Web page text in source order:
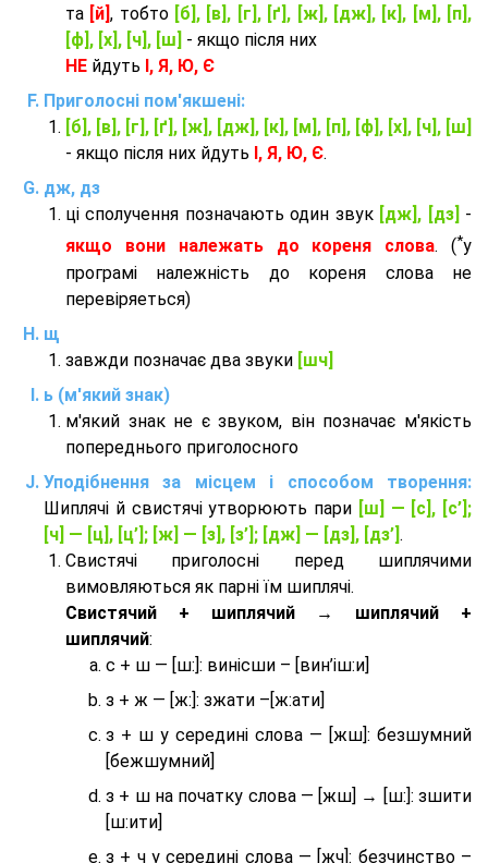
та [й], тобто [б], [в], [г], [ґ], [ж], [дж], [к], [м], [п],
[ф], [х], [ч], [ш] - якщо після них
НЕ йдуть І, Я, Ю, Є
Приголосні пом'якшені:
[б], [в], [г], [ґ], [ж], [дж], [к], [м], [п], [ф], [х], [ч], [ш]
- якщо після них йдуть І, Я, Ю, Є.
дж, дз
ці сполучення позначають один звук [дж], [дз] -
якщо вони належать до кореня слова. (*у
програмі належність до кореня слова не
перевіряеться)
щ
завжди позначає два звуки [шч]
ь (м'який знак)
м'який знак не є звуком, він позначає м'якість
попереднього приголосного
Уподібнення за місцем і способом творення:
Шиплячі й свистячі утворюють пари [ш] — [c], [с’];
[ч] — [ц], [ц’]; [ж] — [з], [з’]; [дж] — [дз], [дз’] .
Свистячі приголосні перед шиплячими
вимовляються як парні їм шиплячі.
Cвистячий + шиплячий → шиплячий +
шиплячий:
с + ш — [ш:]: винісши – [вин’іш:и]
з + ж — [ж:]: зжати –[ж:ати]
з + ш у середині слова — [жш]: безшумний
[бежшумний]
з + ш на початку слова — [жш] → [ш:]: зшити
[ш:ити]
з + ч у середині слова — [жч]: безчинство –